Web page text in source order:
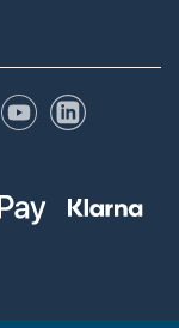
YouTubeLinkedIn